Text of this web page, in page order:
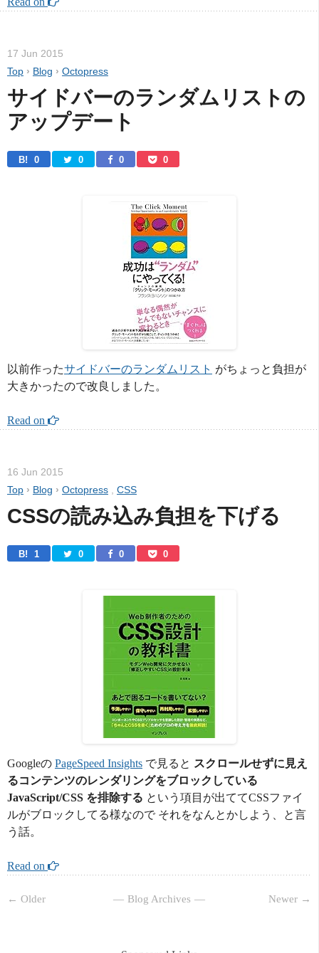
17 Jun 2015
Top › Blog › Octopress
サイドバーのランダムリストの
アップデート
B! 0 0 0 0
以前作ったサイドバーのランダムリスト がちょっと負担が
大きかったので改良しました。
Read on
16 Jun 2015
Top › Blog › Octopress CSS
CSSの読み込み負担を下げる
B! 1 0 0 0
Googleの PageSpeed Insights で見ると スクロールせずに見え
るコンテンツのレンダリングをブロックしている
JavaScript/CSS を排除する という項目が出ててCSSファイ
ルがブロックしてる様なので それをなんとかしよう、と言
う話。
Read on
← Older Blog Archives Newer →